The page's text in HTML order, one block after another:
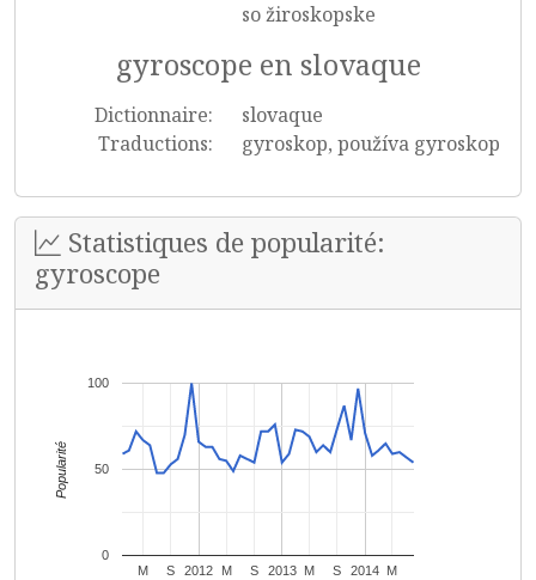
so žiroskopske
gyroscope en slovaque
Dictionnaire:
slovaque
Traductions:
gyroskop, používa gyroskop
Statistiques de popularité:
gyroscope
2012 2013 2014
M S M S M S M
0
50
100
Popularité